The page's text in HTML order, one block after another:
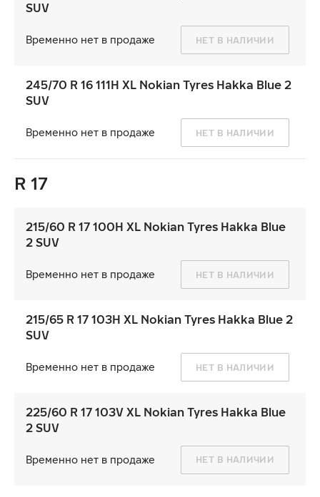
SUV
Временно нет в продаже НЕТ В НАЛИЧИИ
245/70 R 16 111H XL Nokian Tyres Hakka Blue 2
SUV
Временно нет в продаже НЕТ В НАЛИЧИИ
R 17
215/60 R 17 100H XL Nokian Tyres Hakka Blue
2 SUV
Временно нет в продаже НЕТ В НАЛИЧИИ
215/65 R 17 103H XL Nokian Tyres Hakka Blue 2
SUV
Временно нет в продаже НЕТ В НАЛИЧИИ
225/60 R 17 103V XL Nokian Tyres Hakka Blue
2 SUV
Временно нет в продаже НЕТ В НАЛИЧИИ